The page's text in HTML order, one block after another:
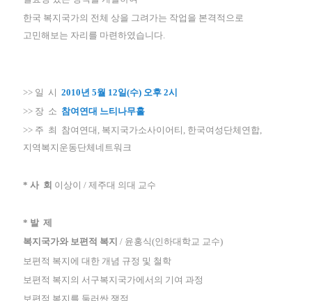
한국 복지국가의 전체 상을 그려가는 작업을 본격적으로
고민해보는 자리를 마련하였습니다.
>> 일 시 2010년 5월 12일(수) 오후 2시
>> 장 소 참여연대 느티나무홀
>> 주 최 참여연대, 복지국가소사이어티, 한국여성단체연합,
지역복지운동단체네트워크
* 사 회 이상이 / 제주대 의대 교수
* 발 제
복지국가와 보편적 복지 / 윤홍식(인하대학교 교수)
보편적 복지에 대한 개념 규정 및 철학
보편적 복지의 서구복지국가에서의 기여 과정
보편적 복지를 둘러싼 쟁점